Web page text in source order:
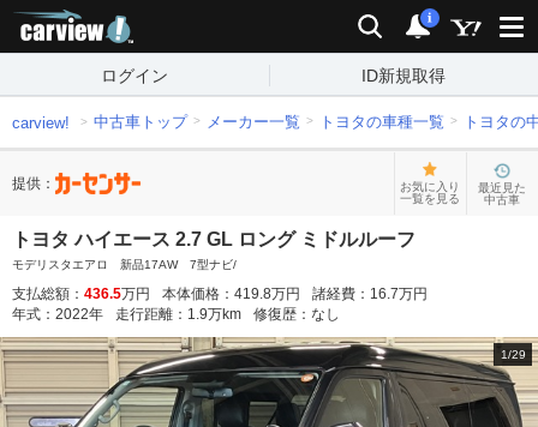
検索 通知
i
ログイン ID新規取得
carview! 中古車トップ メーカー一覧 トヨタの車種一覧 トヨタの
提供：
お気に入り
一覧を見る
最近見た
中古車
トヨタ ハイエース 2.7 GL ロング ミドルルーフ
モデリスタエアロ 新品17AW 7型ナビ/
支払総額： 436.5万円 本体価格： 419.8万円 諸経費： 16.7万円
年式： 2022年 走行距離： 1.9万km 修復歴： なし
1/29